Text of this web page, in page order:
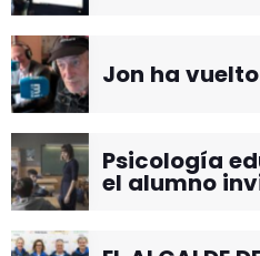
Jon ha
Psicología
el alumno